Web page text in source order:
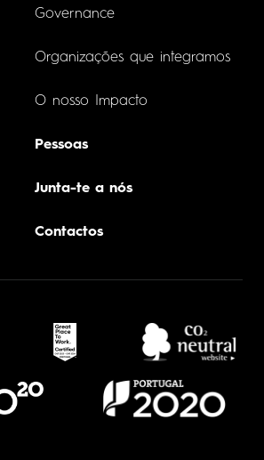
Governance
Organizações que integramos
O nosso Impacto
Pessoas
Junta-te a nós
Contactos